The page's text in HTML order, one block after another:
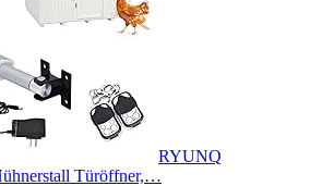
RYUNQ
Türöffner,…